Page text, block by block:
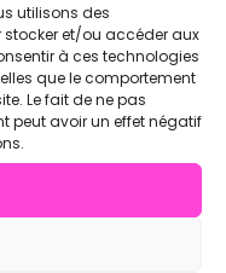
utilisons des
stocker et/ou accéder aux
à ces technologies
que le comportement
Le fait de ne pas
peut avoir un effet négatif